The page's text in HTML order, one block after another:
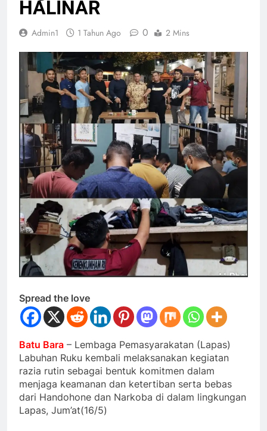
HALINAR
Admin1 1 Tahun Ago 0 2 Mins
Spread the love
Batu Bara – Lembaga Pemasyarakatan (Lapas)
Labuhan Ruku kembali melaksanakan kegiatan
razia rutin sebagai bentuk komitmen dalam
menjaga keamanan dan ketertiban serta bebas
dari Handohone dan Narkoba di dalam lingkungan
Lapas, Jum’at(16/5)